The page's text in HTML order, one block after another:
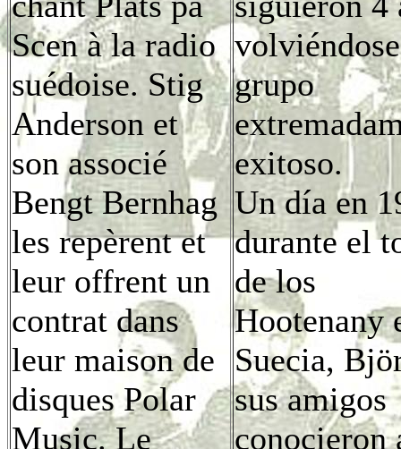
Scen à la radio
suédoise. Stig
Anderson et
son associé
Bengt Bernhag
les repèrent et
leur offrent un
contrat dans
leur maison de
disques Polar
Music. Le
grupo
exitoso.
Un día en
durante el
de los
Hootenany
Suecia,
sus amigos
conocieron